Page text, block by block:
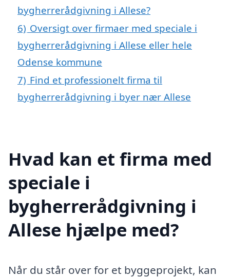
bygherrerådgivning i Allese?
6) Oversigt over firmaer med speciale i
bygherrerådgivning i Allese eller hele
Odense kommune
7) Find et professionelt firma til
bygherrerådgivning i byer nær Allese
Hvad kan et firma med
speciale i
bygherrerådgivning i
Allese hjælpe med?
Når du står over for et byggeprojekt, kan